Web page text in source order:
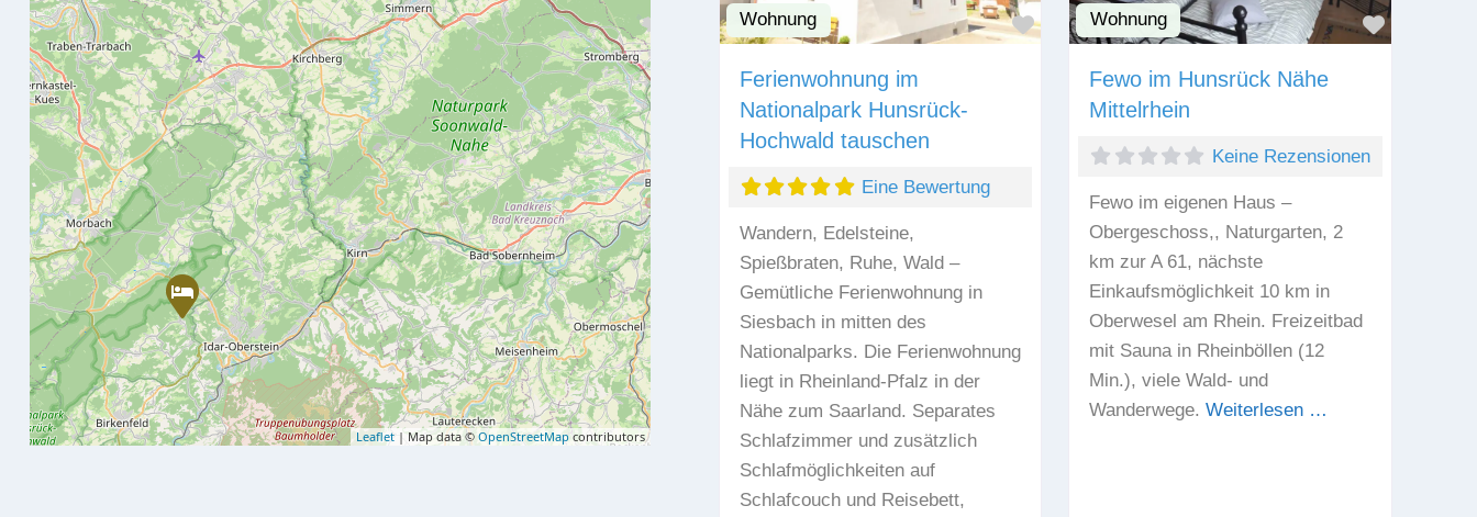
Leaflet| Map data © OpenStreetMapcontributors
Wohnung Favorit
Ferienwohnung im
Nationalpark Hunsrück-
Hochwald tauschen
Eine Bewertung
Wandern, Edelsteine,
Spießbraten, Ruhe, Wald –
Gemütliche Ferienwohnung in
Siesbach in mitten des
Nationalparks. Die Ferienwohnung
liegt in Rheinland-Pfalz in der
Nähe zum Saarland. Separates
Schlafzimmer und zusätzlich
Schlafmöglichkeiten auf
Schlafcouch und Reisebett,
Wohnung Favorit
Fewo im Hunsrück Nähe
Mittelrhein
Keine Rezensionen
Fewo im eigenen Haus –
Obergeschoss,, Naturgarten, 2
km zur A 61, nächste
Einkaufsmöglichkeit 10 km in
Oberwesel am Rhein. Freizeitbad
mit Sauna in Rheinböllen (12
Min.), viele Wald- und
Wanderwege.Weiterlesen …